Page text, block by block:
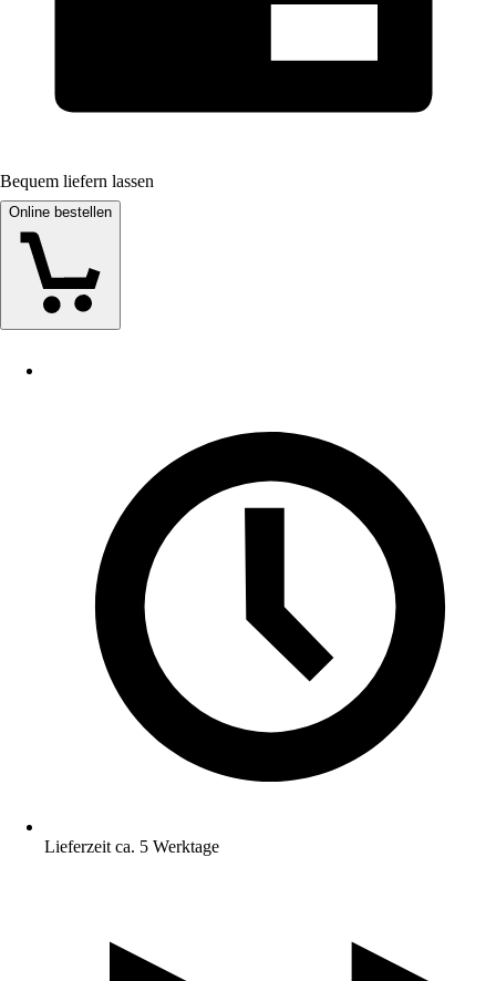
Bequem liefern lassen
Online bestellen
Lieferzeit ca. 5 Werktage